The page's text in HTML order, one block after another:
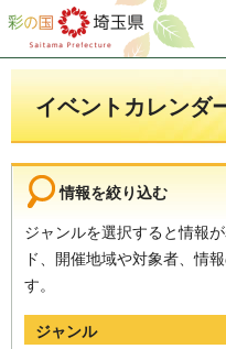
彩の国 埼玉県
イベントカレンダ
情報を絞り込む
ジャンルを選択すると情報
ド、開催地域や対象者、情
す。
ジャンル